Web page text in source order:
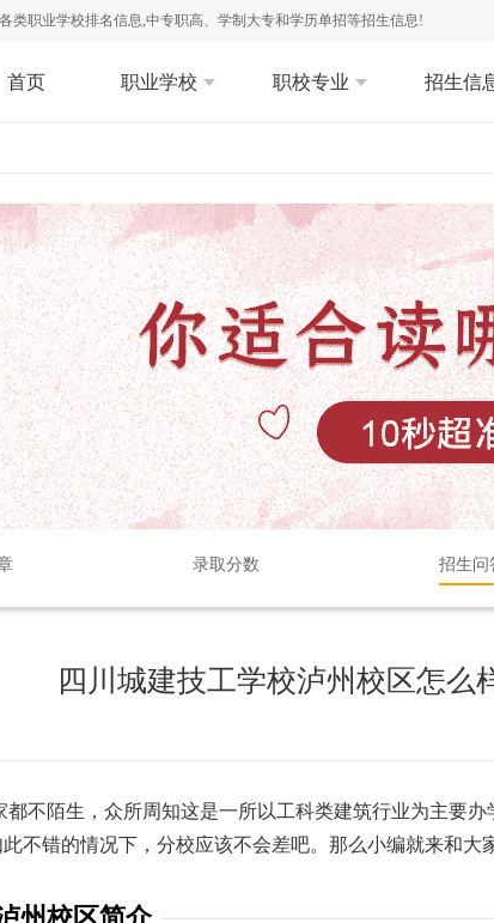
类职业学校排名信息,中专职高、学制大专和学历单招等招生信息!
首页 职业学校 职校专业 招生信
录取分数 招生问
四川城建技工学校泸州校区怎么
不陌生，众所周知这是一所以工科类建筑行业为主要办
不错的情况下，分校应该不会差吧。那么小编就来和大